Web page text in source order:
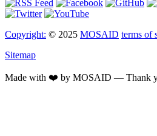
Copyright: © 2025 MOSAID terms of
Sitemap
Made with ❤️ by MOSAID — Thank